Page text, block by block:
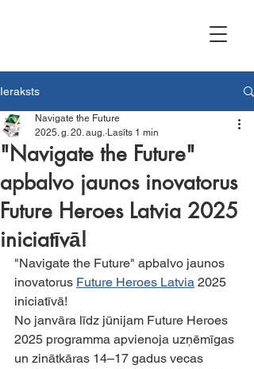
Ieraksts
"Navigate the Future"
apbalvo jaunos inovatorus
Future Heroes Latvia 2025
iniciatīvā!
Navigate the Future
2025. g. 20. aug. Lasīts 1 min
"Navigate the Future" apbalvo jaunos
inovatorus Future Heroes Latvia 2025
iniciatīvā!
No janvāra līdz jūnijam Future Heroes
2025 programma apvienoja uzņēmīgas
un zinātkāras 14–17 gadus vecas